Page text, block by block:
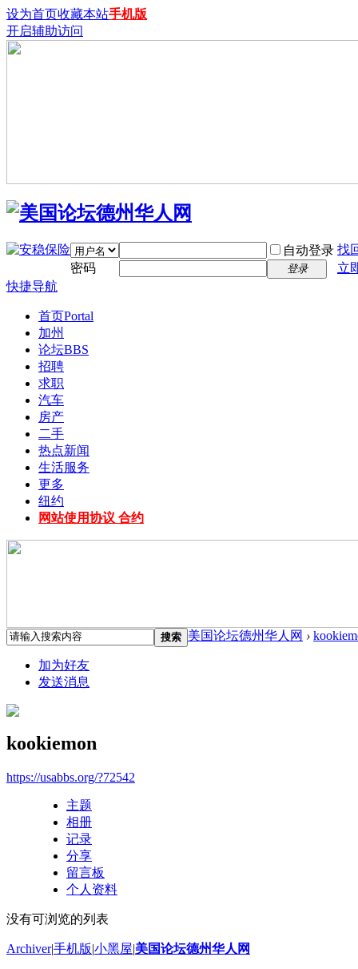
设为首页收藏本站手机版
开启辅助访问
自动登录 找
密码
登录
立
快捷导航
首页Portal
加州
论坛BBS
招聘
求职
汽车
房产
二手
热点新闻
生活服务
更多
纽约
网站使用协议 合约
搜索 美国论坛德州华人网 ›
加为好友
发送消息
kookiemon
https://usabbs.org/?72542
主题
相册
记录
分享
留言板
个人资料
没有可浏览的列表
Archiver|手机版|小黑屋|美国论坛德州华人网